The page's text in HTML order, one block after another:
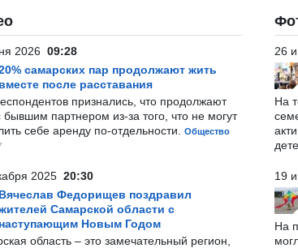
2026 09:28
самарских пар продолжают жить
вместе после расставания
признались, что продолжают
бывшим партнером из-за того, что не могут
себе аренду по-отдельности.
Общество
2025 20:30
Вячеслав Федорищев поздравил
Самарской области с
наступающим Новым Годом
область – это замечательный регион,
26
На
19
На